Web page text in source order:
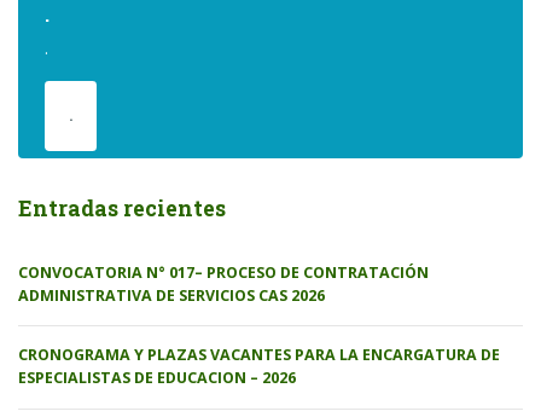
.
.
.
Entradas recientes
CONVOCATORIA N° 017– PROCESO DE CONTRATACIÓN
ADMINISTRATIVA DE SERVICIOS CAS 2026
CRONOGRAMA Y PLAZAS VACANTES PARA LA ENCARGATURA DE
ESPECIALISTAS DE EDUCACION – 2026